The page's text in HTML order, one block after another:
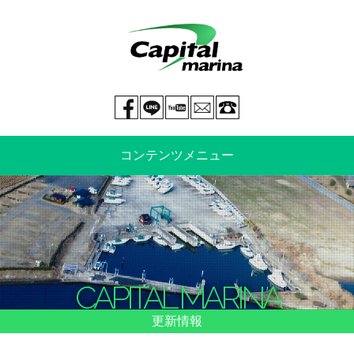
mail
You tube
LINE@
Facebook page
コンテンツメニュー
中古艇情報 新艇情報
船のご売却 整備・特殊艤装
船舶保険 マリーナ情報・料金表
CAPITAL MARINA
更新情報